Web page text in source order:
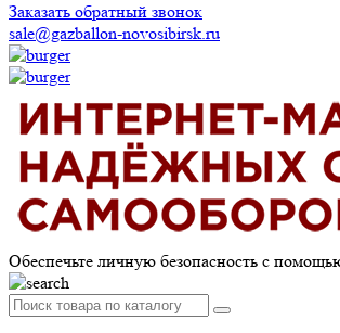
Заказать обратный звонок
sale@gazballon-novosibirsk.ru
Обеспечьте личную безопасность с